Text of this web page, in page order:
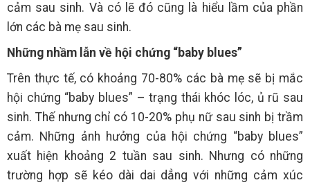
cảm sau sinh. Và có lẽ đó cũng là hiểu lầm của phần
lớn các bà mẹ sau sinh.
Những nhầm lẫn về hội chứng “baby blues”
Trên thực tế, có khoảng 70-80% các bà mẹ sẽ bị mắc
hội chứng “baby blues” – trạng thái khóc lóc, ủ rũ sau
sinh. Thế nhưng chỉ có 10-20% phụ nữ sau sinh bị trầm
cảm. Những ảnh hưởng của hội chứng “baby blues”
xuất hiện khoảng 2 tuần sau sinh. Nhưng có những
trường hợp sẽ kéo dài dai dẳng với những cảm xúc